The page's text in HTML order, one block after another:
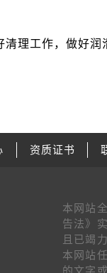
理工作，做好润
资质证书
本网站
告法》
且已竭
本网站
的文字